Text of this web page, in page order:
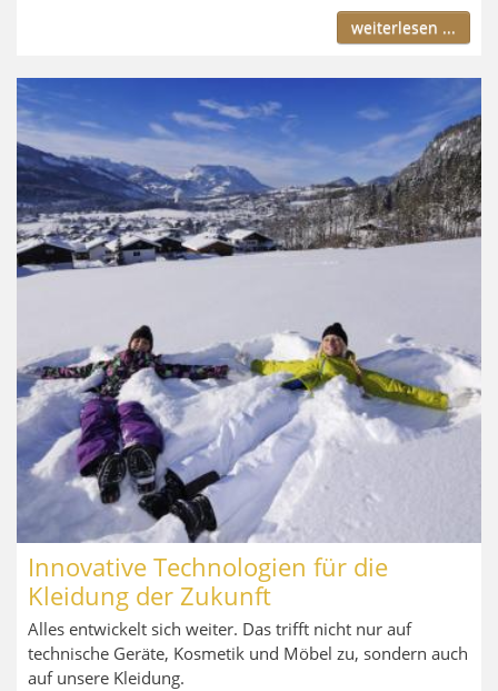
weiterlesen ...
Innovative Technologien für die
Kleidung der Zukunft
Alles entwickelt sich weiter. Das trifft nicht nur auf
technische Geräte, Kosmetik und Möbel zu, sondern auch
auf unsere Kleidung.